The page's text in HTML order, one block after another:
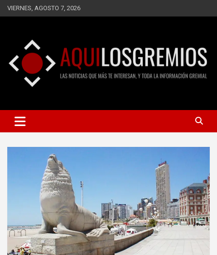
Saltar
al
VIERNES, AGOSTO 7, 2026
AQUÍ LOS GREMIOS
INFORMACIÓN GREMIAL